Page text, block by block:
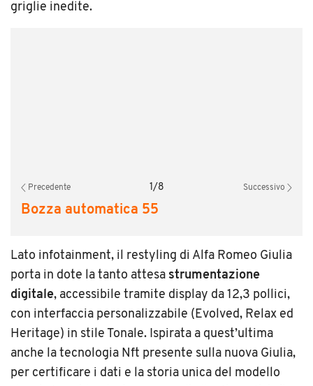
griglie inedite.
Precedente 1/8 Successivo
Bozza automatica 55
Lato infotainment, il restyling di Alfa Romeo Giulia
porta in dote la tanto attesa strumentazione
digitale, accessibile tramite display da 12,3 pollici,
con interfaccia personalizzabile (Evolved, Relax ed
Heritage) in stile Tonale. Ispirata a quest’ultima
anche la tecnologia Nft presente sulla nuova Giulia,
per certificare i dati e la storia unica del modello